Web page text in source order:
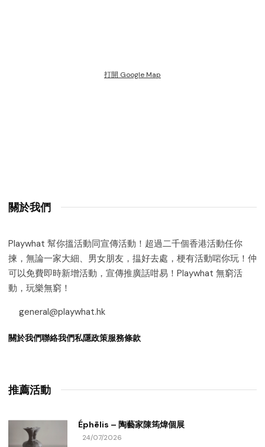
打開 Google Map
關於我們
Playwhat 幫你搵活動同宣傳活動！超過二千個香港活動任你
揀，無論一家大細、男女朋友，揾好去處，梗有活動啱你玩！仲
可以免費即時新增活動，宣傳推廣話咁易！Playwhat 無窮活
動，玩樂無窮！
general@playwhat.hk
關於我們聯絡我們私隱政策服務條款
推薦活動
Éphēlis – 陶藝家陳筠煒個展
24/07/2026